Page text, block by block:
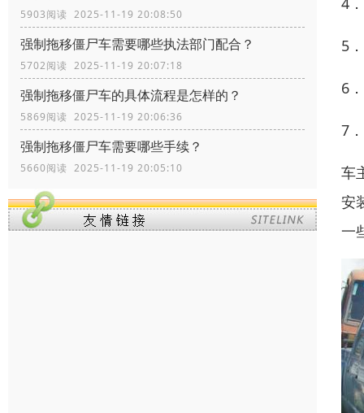
5903阅读 2025-11-19 20:08:50
强制拖移僵尸车需要哪些执法部门配合？
5702阅读 2025-11-19 20:07:18
强制拖移僵尸车的具体流程是怎样的？
5869阅读 2025-11-19 20:06:36
强制拖移僵尸车需要哪些手续？
5660阅读 2025-11-19 20:05:10
5
6
7
车
安
一